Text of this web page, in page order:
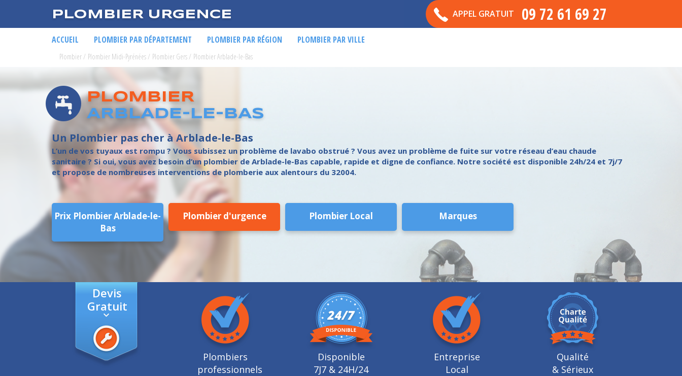
PLOMBIER URGENCE APPEL GRATUIT 09 72 61 69 27
ACCUEIL PLOMBIER PAR DÉPARTEMENT PLOMBIER PAR RÉGION PLOMBIER PAR VILLE
Plombier/ Plombier Midi-Pyrénées/ Plombier Gers/ Plombier Arblade-le-Bas
PLOMBIER
ARBLADE-LE-BAS
Un Plombier pas cher à Arblade-le-Bas
L’un de vos tuyaux est rompu ? Vous subissez un problème de lavabo obstrué ? Vous avez un problème de fuite sur votre réseau d’eau chaude
sanitaire ? Si oui, vous avez besoin d’un plombier de Arblade-le-Bas capable, rapide et digne de confiance. Notre société est disponible 24h/24 et 7j/7
et propose de nombreuses interventions de plomberie aux alentours du 32004.
Prix Plombier Arblade-le-
Bas
Plombier d'urgence Plombier Local Marques
Devis
Gratuit
Plombiers
professionnels
Disponible
7J7 & 24H/24
Entreprise
Local
Qualité
& Sérieux